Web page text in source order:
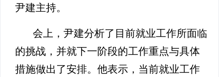
尹建主持。
会上，尹建分析了目前就业工作所面临
的挑战，并就下一阶段的工作重点与具体
措施做出了安排。他表示，当前就业工作